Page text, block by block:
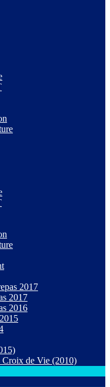
2017
2017
2016
Croix de Vie (2010)